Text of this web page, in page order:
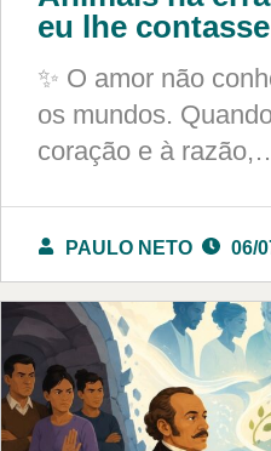
eu lhe
✨ O amor não
os mundos.
coração e à
PAULO NETO 06/